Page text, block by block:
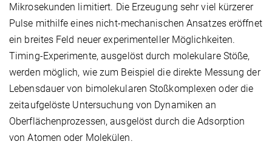
Mikrosekunden limitiert. Die Erzeugung sehr viel kürzerer
Pulse mithilfe eines nicht-mechanischen Ansatzes eröffnet
ein breites Feld neuer experimenteller Möglichkeiten.
Timing-Experimente, ausgelöst durch molekulare Stöße,
werden möglich, wie zum Beispiel die direkte Messung der
Lebensdauer von bimolekularen Stoßkomplexen oder die
zeitaufgelöste Untersuchung von Dynamiken an
Oberflächenprozessen, ausgelöst durch die Adsorption
von Atomen oder Molekülen.